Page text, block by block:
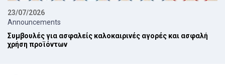
23/07/2026
Announcements
Συμβουλές για ασφαλείς καλοκαιρινές αγορές και ασφαλή
χρήση προϊόντων